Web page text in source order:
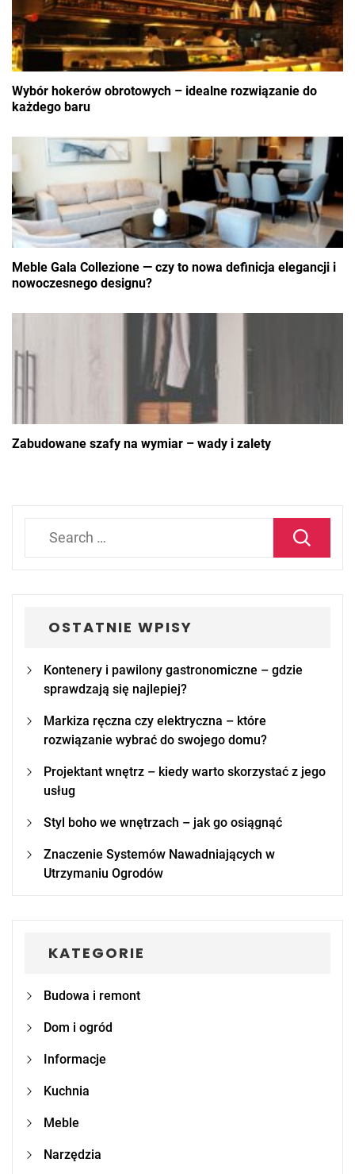
Wybór hokerów obrotowych – idealne rozwiązanie do
każdego baru
Meble Gala Collezione — czy to nowa definicja elegancji i
nowoczesnego designu?
Zabudowane szafy na wymiar – wady i zalety
OSTATNIE WPISY
Kontenery i pawilony gastronomiczne – gdzie
sprawdzają się najlepiej?
Markiza ręczna czy elektryczna – które
rozwiązanie wybrać do swojego domu?
Projektant wnętrz – kiedy warto skorzystać z jego
usług
Styl boho we wnętrzach – jak go osiągnąć
Znaczenie Systemów Nawadniających w
Utrzymaniu Ogrodów
KATEGORIE
Budowa i remont
Dom i ogród
Informacje
Kuchnia
Meble
Narzędzia